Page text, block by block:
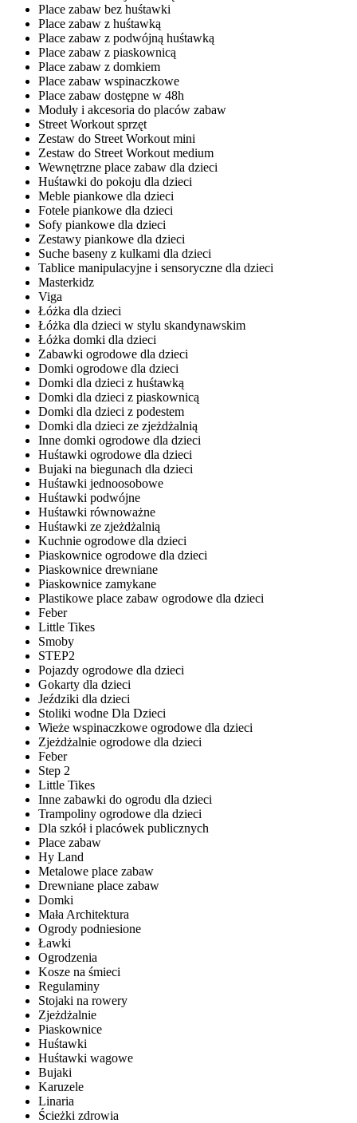
Place zabaw bez huśtawki
Place zabaw z huśtawką
Place zabaw z podwójną huśtawką
Place zabaw z piaskownicą
Place zabaw z domkiem
Place zabaw wspinaczkowe
Place zabaw dostępne w 48h
Moduły i akcesoria do placów zabaw
Street Workout sprzęt
Zestaw do Street Workout mini
Zestaw do Street Workout medium
Wewnętrzne place zabaw dla dzieci
Huśtawki do pokoju dla dzieci
Meble piankowe dla dzieci
Fotele piankowe dla dzieci
Sofy piankowe dla dzieci
Zestawy piankowe dla dzieci
Suche baseny z kulkami dla dzieci
Tablice manipulacyjne i sensoryczne dla dzieci
Masterkidz
Viga
Łóżka dla dzieci
Łóżka dla dzieci w stylu skandynawskim
Łóżka domki dla dzieci
Zabawki ogrodowe dla dzieci
Domki ogrodowe dla dzieci
Domki dla dzieci z huśtawką
Domki dla dzieci z piaskownicą
Domki dla dzieci z podestem
Domki dla dzieci ze zjeżdżalnią
Inne domki ogrodowe dla dzieci
Huśtawki ogrodowe dla dzieci
Bujaki na biegunach dla dzieci
Huśtawki jednoosobowe
Huśtawki podwójne
Huśtawki równoważne
Huśtawki ze zjeżdżalnią
Kuchnie ogrodowe dla dzieci
Piaskownice ogrodowe dla dzieci
Piaskownice drewniane
Piaskownice zamykane
Plastikowe place zabaw ogrodowe dla dzieci
Feber
Little Tikes
Smoby
STEP2
Pojazdy ogrodowe dla dzieci
Gokarty dla dzieci
Jeździki dla dzieci
Stoliki wodne Dla Dzieci
Wieże wspinaczkowe ogrodowe dla dzieci
Zjeżdżalnie ogrodowe dla dzieci
Feber
Step 2
Little Tikes
Inne zabawki do ogrodu dla dzieci
Trampoliny ogrodowe dla dzieci
Dla szkół i placówek publicznych
Place zabaw
Hy Land
Metalowe place zabaw
Drewniane place zabaw
Domki
Mała Architektura
Ogrody podniesione
Ławki
Ogrodzenia
Kosze na śmieci
Regulaminy
Stojaki na rowery
Zjeżdżalnie
Piaskownice
Huśtawki
Huśtawki wagowe
Bujaki
Karuzele
Linaria
Ścieżki zdrowia